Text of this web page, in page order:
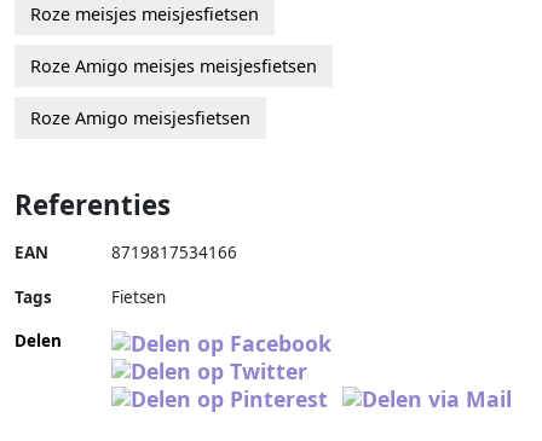
Roze meisjes meisjesfietsen
Roze Amigo meisjes meisjesfietsen
Roze Amigo meisjesfietsen
Referenties
EAN 8719817534166
Tags
Fietsen
Delen